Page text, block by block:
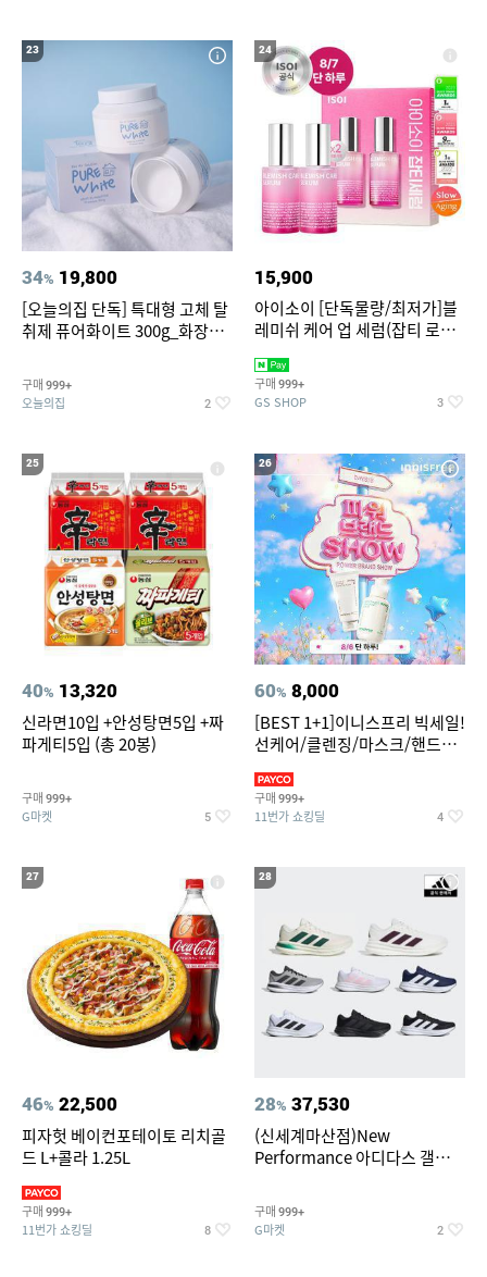
23
34% 19,800
[오늘의집 단독] 특대형 고체 탈
취제 퓨어화이트 300g_화장실
구매 999+
오늘의집 2
24
15,900
아이소이 [단독물량/최저가]블
레미쉬 케어 업 세럼(잡티 로즈
2027-04-24)
구매 999+
GS SHOP 3
25
40% 13,320
신라면10입 +안성탕면5입 +짜
파게티5입 (총 20봉)
구매 999+
G마켓 5
26
60% 8,000
[BEST 1+1]이니스프리 빅세일!
선케어/클렌징/마스크/핸드크
구매 999+
11번가 쇼킹딜 4
27
46% 22,500
피자헛 베이컨포테이토 리치골
드 L+콜라 1.25L
구매 999+
11번가 쇼킹딜 8
28
28% 37,530
(신세계마산점)New
Performance 아디다스 갤럭시
구매 999+
G마켓 2